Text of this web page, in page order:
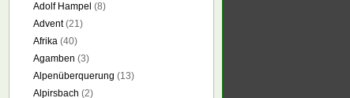
Adolf Hampel (8)
Advent(21)
Afrika (40)
Agamben (3)
Alpenüberquerung (13)
Alpirsbach (2)